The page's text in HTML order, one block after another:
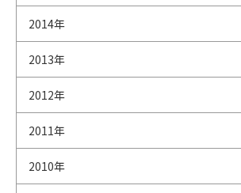
2014年
2013年
2012年
2011年
2010年